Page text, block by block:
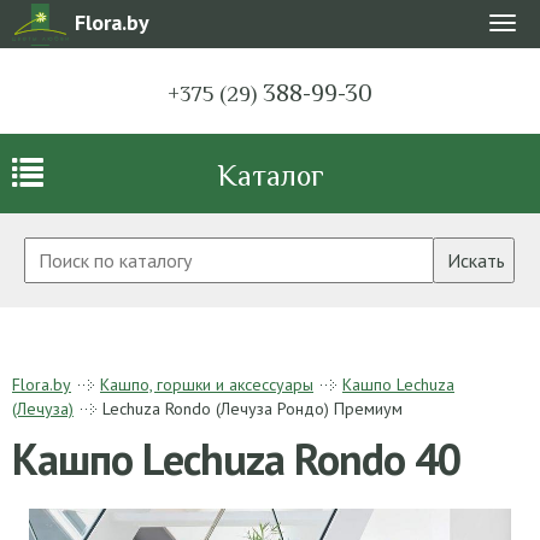
Flora.by
+375 (29) 388-99-30
Каталог
Искать
Flora.by Кашпо, горшки и аксессуары
Кашпо Lechuza
(Лечуза)
Lechuza Rondo (Лечуза Рондо) Премиум
Кашпо Lechuza Rondo 40